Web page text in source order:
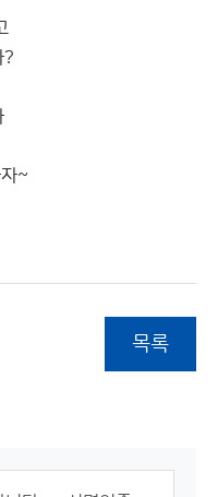
?
~
목록